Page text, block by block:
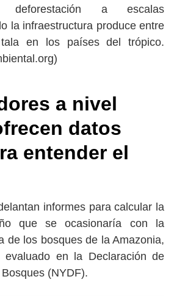
deforestación a escalas
la infraestructura produce entre
en los países del trópico.
a nivel
datos
entender el
informes para calcular la
que se ocasionaría con la
de los bosques de la Amazonia,
en la Declaración de
(NYDF).